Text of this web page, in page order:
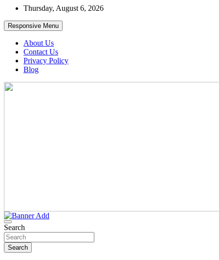
Skip
content
Thursday, August 6, 2026
Responsive Menu
About Us
Contact Us
Privacy Policy
Blog
Search
Search